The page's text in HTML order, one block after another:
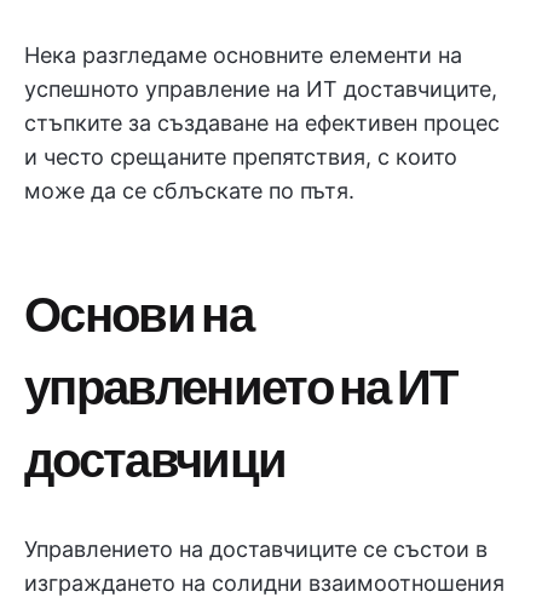
Нека разгледаме основните елементи на
успешното управление на ИТ доставчиците,
стъпките за създаване на ефективен процес
и често срещаните препятствия, с които
може да се сблъскате по пътя.
Основи на
управлението на ИТ
доставчици
Управлението на доставчиците се състои в
изграждането на солидни взаимоотношения